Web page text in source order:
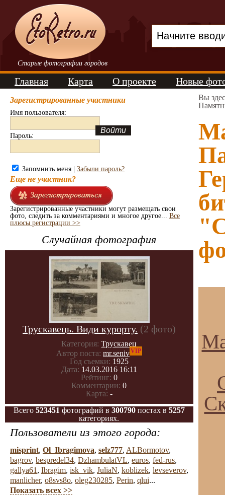
Старые фотографии городов
Главная Карта О проекте Новые
Зарегистрированные участники
Имя пользователя:
Пароль:
Запомнить меня | Забыли пароль?
Еще не участник?
Зарегистрированные участники могут размещать свои
фото, следить за комментариями и многое другое... Все
плюсы регистрации >>
Случайная фотография
Трускавець. Види курорту. (2 фото)
Категория: Трускавец
Автор поста: mr.senivVIP
Год съемки: 1925
Дата: 14.03.2016 16:11
Рейтинг: 0
Комментарии: 0
Карта: -
Всего 523451 фотографий в 300790 постах в 5257
категориях.
Пользователи из этого города:
misprint, Ol_Ibragimova, selz777, ALBormotov,
bagrov, bespredel34, DzhambulatVL, euros, fed-rus,
gallya61 , Ibragim, isk_vik, JuliaN, koblizek, levseverov,
manlicher, o8svs8o, oleg230285, Perin, qlui...
Показать всех >>
Вы